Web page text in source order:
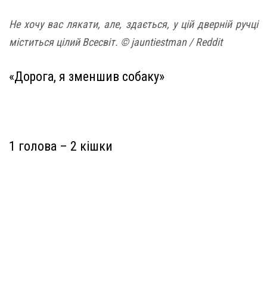
Не хочу вас лякати, але, здається, у цій дверній ручці
міститься цілий Всесвіт. © jauntiestman / Reddit
«Дорога, я зменшив собаку»
1 голова – 2 кішки